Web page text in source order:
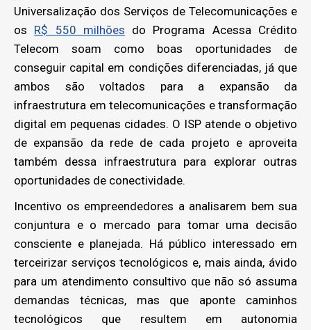
Universalização dos Serviços de Telecomunicações e
os R$ 550 milhões do Programa Acessa Crédito
Telecom soam como boas oportunidades de
conseguir capital em condições diferenciadas, já que
ambos são voltados para a expansão da
infraestrutura em telecomunicações e transformação
digital em pequenas cidades. O ISP atende o objetivo
de expansão da rede de cada projeto e aproveita
também dessa infraestrutura para explorar outras
oportunidades de conectividade.
Incentivo os empreendedores a analisarem bem sua
conjuntura e o mercado para tomar uma decisão
consciente e planejada. Há público interessado em
terceirizar serviços tecnológicos e, mais ainda, ávido
para um atendimento consultivo que não só assuma
demandas técnicas, mas que aponte caminhos
tecnológicos que resultem em autonomia